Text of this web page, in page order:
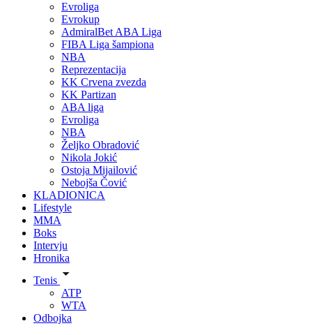
Evroliga
Evrokup
AdmiralBet ABA Liga
FIBA Liga šampiona
NBA
Reprezentacija
KK Crvena zvezda
KK Partizan
ABA liga
Evroliga
NBA
Željko Obradović
Nikola Jokić
Ostoja Mijailović
Nebojša Čović
KLADIONICA
Lifestyle
MMA
Boks
Intervju
Hronika
Tenis
ATP
WTA
Odbojka